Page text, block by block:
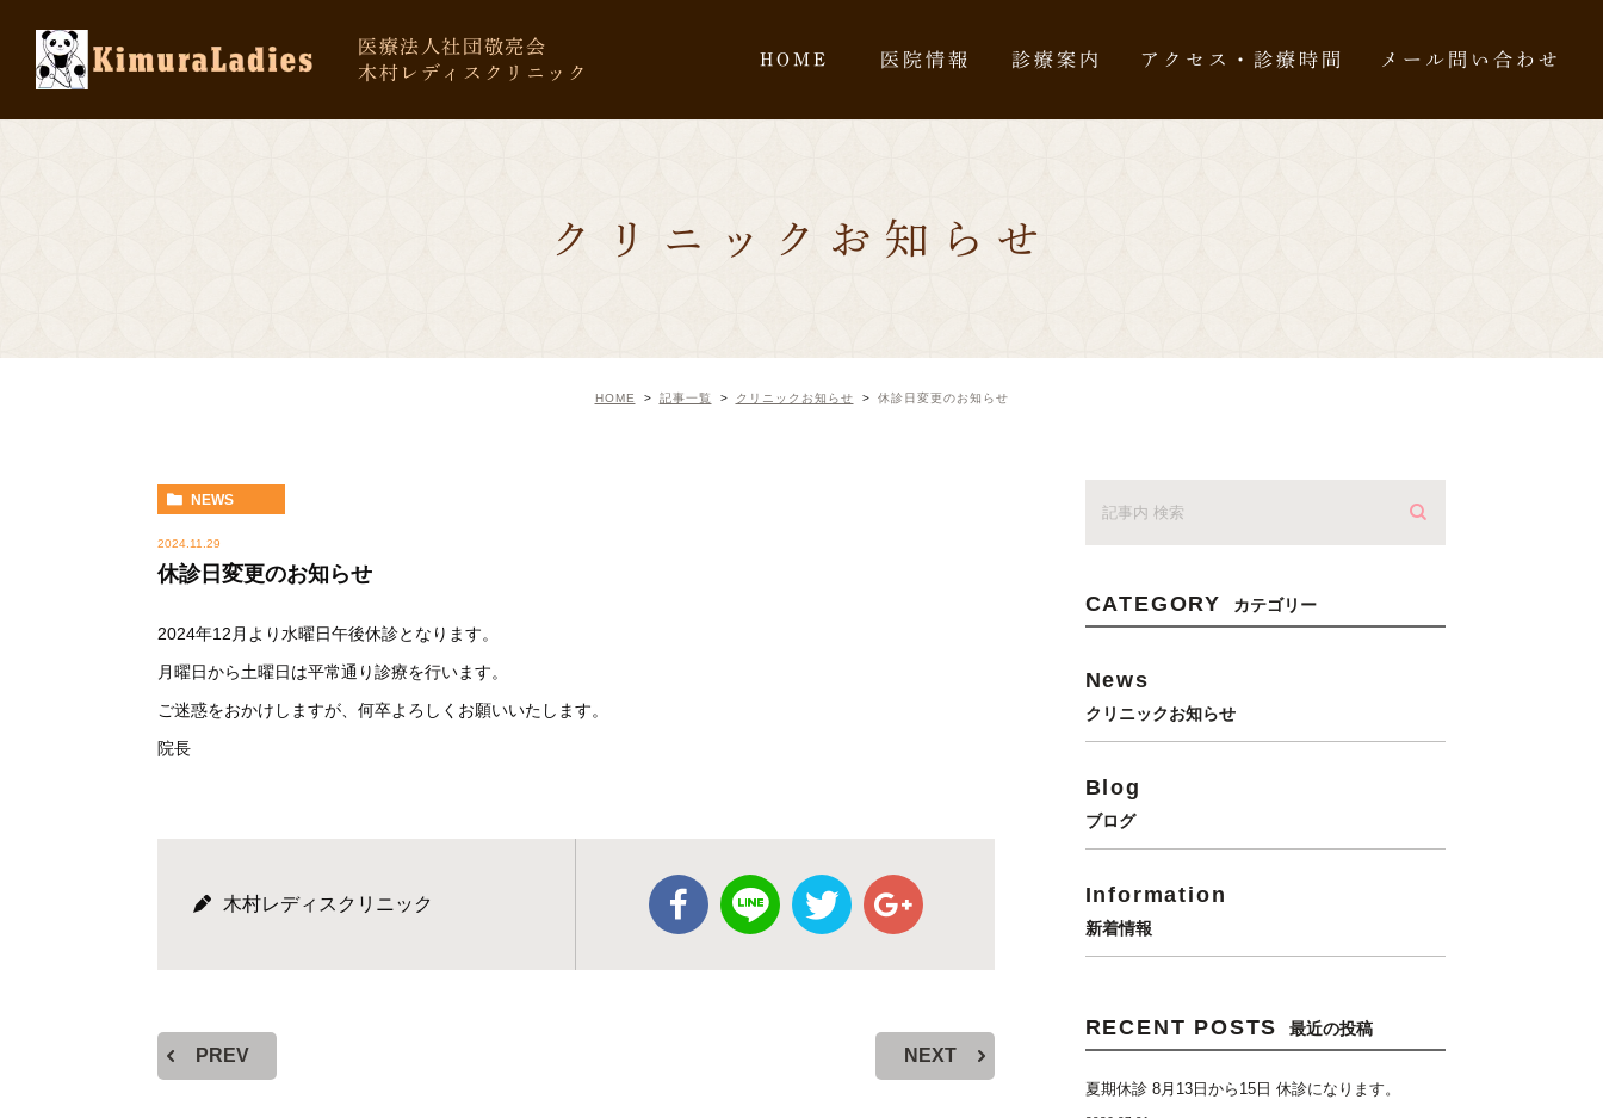
医療法人社団敬亮会
木村レディスクリニック
HOME 医院情報 診療案内 アクセス・診療時間 メール問い合わせ
クリニックお知らせ
HOME 記事一覧 クリニックお知らせ 休診日変更のお知らせ
NEWS
2024.11.29
休診日変更のお知らせ
2024年12月より水曜日午後休診となります。
月曜日から土曜日は平常通り診療を行います。
ご迷惑をおかけしますが、何卒よろしくお願いいたします。
院長
木村レディスクリニック
PREV NEXT
CATEGORY カテゴリー
News
クリニックお知らせ
Blog
ブログ
Information
新着情報
RECENT POSTS 最近の投稿
夏期休診 8月13日から15日 休診になります。